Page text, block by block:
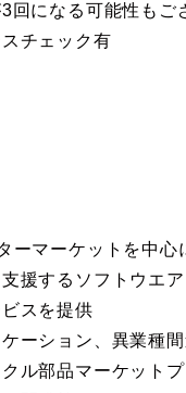
回になる可能性もご
チェック有
ーマーケットを中心
援するソフトウエ
スを提供
ケーション、異業種
ル部品マーケット